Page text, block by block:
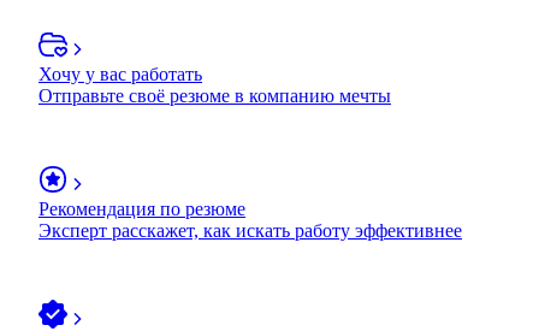
Хочу у вас работать
Отправьте своё резюме в компанию мечты
Рекомендация по резюме
Эксперт расскажет, как искать работу эффективнее